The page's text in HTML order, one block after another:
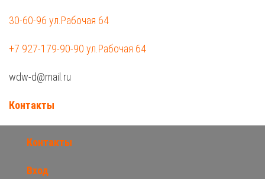
30-60-96 ул.Рабочая 64
+7 927-179-90-90 ул.Рабочая 64
wdw-d@mail.ru
Контакты
Контакты
Вход